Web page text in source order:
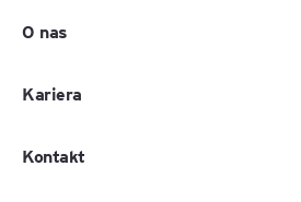
O nas
Kariera
Kontakt